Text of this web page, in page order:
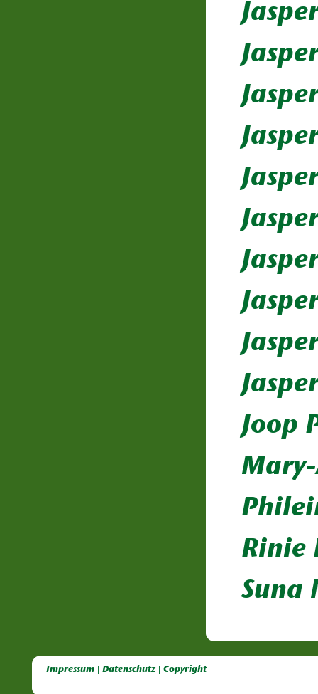
Joop
Rinie
Suna
Impressum | Datenschutz | Copyright